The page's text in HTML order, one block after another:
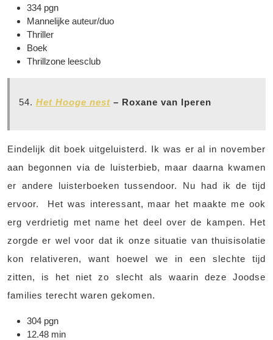
334 pgn
Mannelijke auteur/duo
Thriller
Boek
Thrillzone leesclub
54. Het Hooge nest – Roxane van Iperen
Eindelijk dit boek uitgeluisterd. Ik was er al in november
aan begonnen via de luisterbieb, maar daarna kwamen
er andere luisterboeken tussendoor. Nu had ik de tijd
ervoor. Het was interessant, maar het maakte me ook
erg verdrietig met name het deel over de kampen. Het
zorgde er wel voor dat ik onze situatie van thuisisolatie
kon relativeren, want hoewel we in een slechte tijd
zitten, is het niet zo slecht als waarin deze Joodse
families terecht waren gekomen.
304 pgn
12.48 min